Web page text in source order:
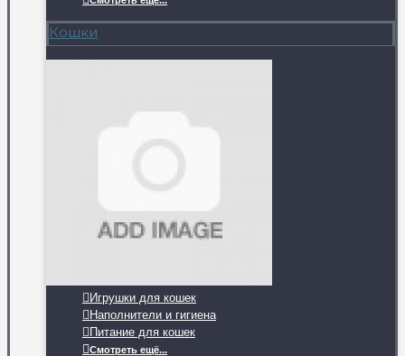
Кошки
Игрушки для кошек
Наполнители и гигиена
Питание для кошек
Смотреть ещё...